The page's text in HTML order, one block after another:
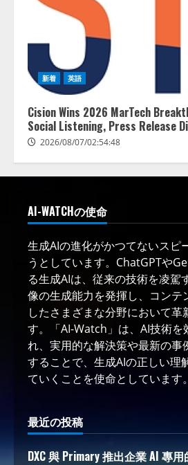
新着 英語
Cision Wins 2026 MarTech
Social Listening, Press Release
2026/08/07/02:54:48
AI-WATCHの使命
生成AIの進化がかつてないスピ
うとしています。ChatGPTや
る生成AIは、従来の技術を凌駕
像の生成能力を発揮し、コンテ
したさまざまな分野において革
す。「AI-Watch」は、AI技術を
れ、実用的な解決策や最新の事
することで、生成AIの正しい理
ていくことを使命としています。
最近の投稿
DXC 與 Primary 推出企業 AI 專